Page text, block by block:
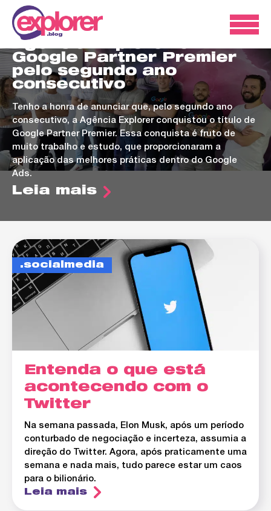
ads
Agência Explorer é
Google Partner Premier
pelo segundo ano
consecutivo
Tenho a honra de anunciar que, pelo segundo ano
consecutivo, a Agência Explorer conquistou o título de
Google Partner Premier. Essa conquista é fruto de
muito trabalho e estudo, que proporcionaram a
aplicação das melhores práticas dentro do Google
Ads.
Leia mais
socialmedia
Entenda o que está
acontecendo com o
Twitter
Na semana passada, Elon Musk, após um período
conturbado de negociação e incerteza, assumia a
direção do Twitter. Agora, após praticamente uma
semana e nada mais, tudo parece estar um caos
para o bilionário.
Leia mais